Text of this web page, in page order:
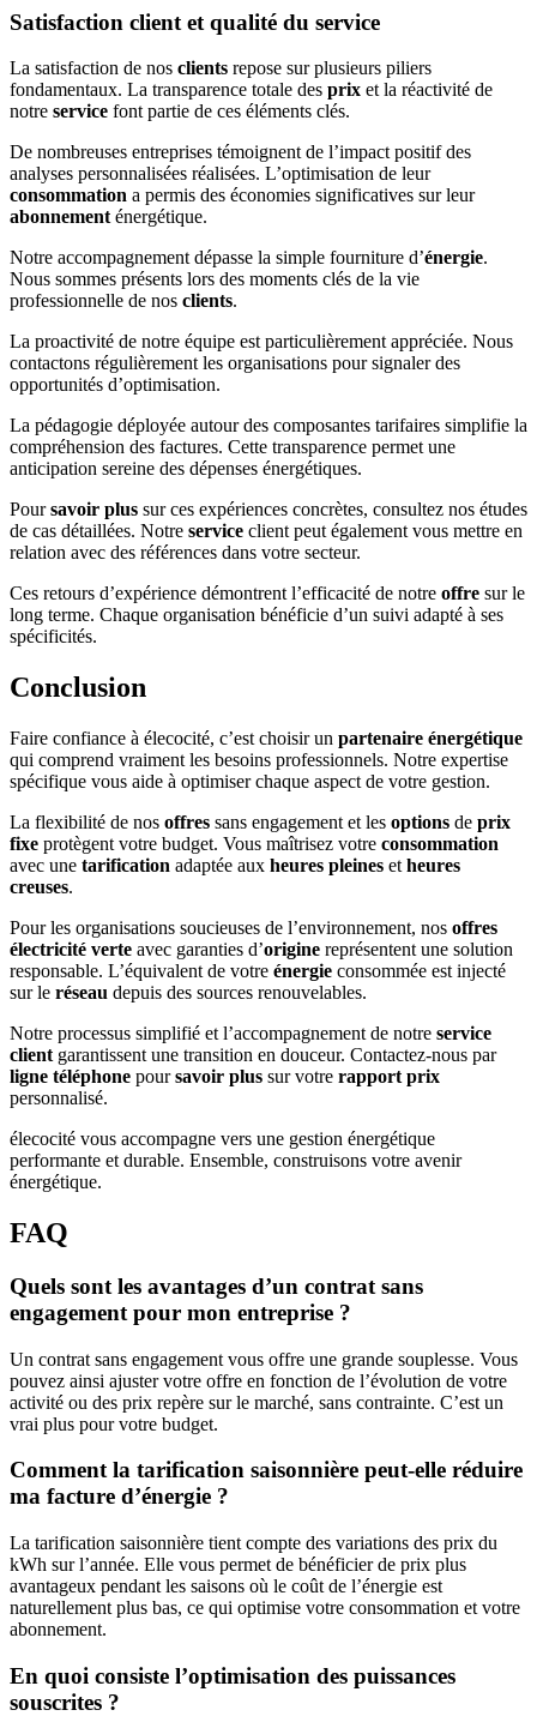
Satisfaction client et qualité du service
La satisfaction de nos clients repose sur plusieurs piliers
fondamentaux. La transparence totale des prix et la réactivité de
notre service font partie de ces éléments clés.
De nombreuses entreprises témoignent de l’impact positif des
analyses personnalisées réalisées. L’optimisation de leur
consommation a permis des économies significatives sur leur
abonnementénergétique.
Notre accompagnement dépasse la simple fourniture d’énergie.
Nous sommes présents lors des moments clés de la vie
professionnelle de nos clients.
La proactivité de notre équipe est particulièrement appréciée. Nous
contactons régulièrement les organisations pour signaler des
opportunités d’optimisation.
La pédagogie déployée autour des composantes tarifaires simplifie la
compréhension des factures. Cette transparence permet une
anticipation sereine des dépenses énergétiques.
Poursavoir plus sur ces expériences concrètes, consultez nos études
de cas détaillées. Notre service client peut également vous mettre en
relation avec des références dans votre secteur.
Ces retours d’expérience démontrent l’efficacité de notre offre sur le
long terme. Chaque organisation bénéficie d’un suivi adapté à ses
spécificités.
Conclusion
Faire confiance à élecocité, c’est choisir un partenaire énergétique
qui comprend vraiment les besoins professionnels. Notre expertise
spécifique vous aide à optimiser chaque aspect de votre gestion.
La flexibilité de nos offres sans engagement et les options de prix
fixe protègent votre budget. Vous maîtrisez votre consommation
avec une tarification adaptée aux heures pleines et heures
creuses.
Pour les organisations soucieuses de l’environnement, nos offres
électricité verte avec garanties d’origine représentent une solution
responsable. L’équivalent de votre énergie consommée est injecté
sur le réseau depuis des sources renouvelables.
Notre processus simplifié et l’accompagnement de notre service
client garantissent une transition en douceur. Contactez-nous par
ligne téléphone poursavoir plus sur votre rapport prix
personnalisé.
élecocité vous accompagne vers une gestion énergétique
performante et durable. Ensemble, construisons votre avenir
énergétique.
FAQ
Quels sont les avantages d’un contrat sans
engagement pour mon entreprise ?
Un contrat sans engagement vous offre une grande souplesse. Vous
pouvez ainsi ajuster votre offre en fonction de l’évolution de votre
activité ou des prix repère sur le marché, sans contrainte. C’est un
vrai plus pour votre budget.
Comment la tarification saisonnière peut-elle réduire
ma facture d’énergie ?
La tarification saisonnière tient compte des variations des prix du
kWh sur l’année. Elle vous permet de bénéficier de prix plus
avantageux pendant les saisons où le coût de l’énergie est
naturellement plus bas, ce qui optimise votre consommation et votre
abonnement.
En quoi consiste l’optimisation des puissances
souscrites ?